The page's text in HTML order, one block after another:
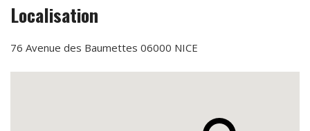
Localisation
76 Avenue des Baumettes 06000 NICE